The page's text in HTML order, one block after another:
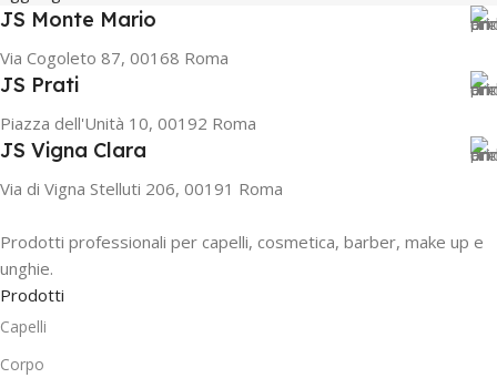
JS Monte Mario
Via Cogoleto 87, 00168 Roma
JS Prati
Piazza dell'Unità 10, 00192 Roma
JS Vigna Clara
Via di Vigna Stelluti 206, 00191 Roma
Prodotti professionali per capelli, cosmetica, barber, make up e
unghie.
Prodotti
Capelli
Corpo